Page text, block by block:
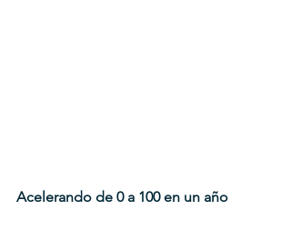
Acelerando de 0 a 100 en un año